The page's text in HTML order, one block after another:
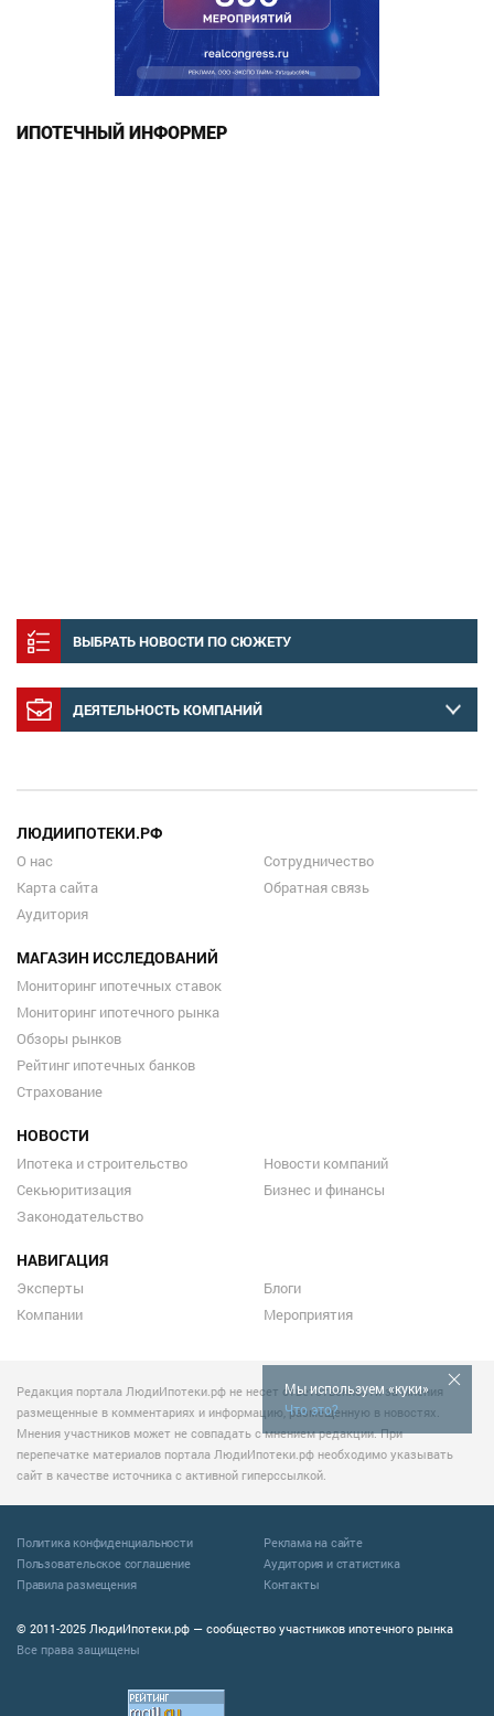
ИПОТЕЧНЫЙ ИНФОРМЕР
ВЫБРАТЬ НОВОСТИ ПО СЮЖЕТУ
ДЕЯТЕЛЬНОСТЬ КОМПАНИЙ
Мы используем «куки»
Что это?
ЛЮДИИПОТЕКИ.РФ
О нас
Карта сайта
Аудитория
Сотрудничество
Обратная связь
МАГАЗИН ИССЛЕДОВАНИЙ
Мониторинг ипотечных ставок
Мониторинг ипотечного рынка
Обзоры рынков
Рейтинг ипотечных банков
Страхование
НОВОСТИ
Ипотека и строительство
Секьюритизация
Законодательство
Новости компаний
Бизнес и финансы
НАВИГАЦИЯ
Эксперты
Компании
Блоги
Мероприятия
Редакция портала ЛюдиИпотеки.рф не несет ответственности за мнения
размещенные в комментариях и информацию, размещенную в новостях.
Мнения участников может не совпадать с мнением редакции. При
перепечатке материалов портала ЛюдиИпотеки.рф необходимо указывать
сайт в качестве источника с активной гиперссылкой.
© 2011-2025 ЛюдиИпотеки.рф — сообщество участников ипотечного рынка
Все права защищены
Политика конфиденциальности
Пользовательское соглашение
Правила размещения
Реклама на сайте
Аудитория и статистика
Контакты